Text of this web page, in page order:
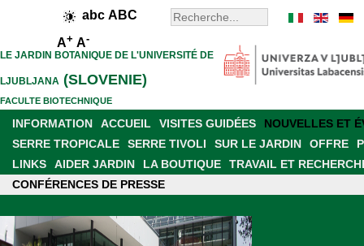
abc ABC
A+ A-
LE JARDIN BOTANIQUE DE L'UNIVERSITÉ DE
LJUBLJANA (SLOVENIE)
FACULTE BIOTECHNIQUE
INFORMATION ACCUEIL VISITES GUIDÉES NOUVELLES ET
CONFÉRENCES DE PRESSE
SERRE TROPICALE SERRE TIVOLI SUR LE JARDIN OFFRE
LINKS
AIDER JARDIN LA BOUTIQUE
TRAVAIL ET
PRÉSENCE DANS LES MÉDIAS